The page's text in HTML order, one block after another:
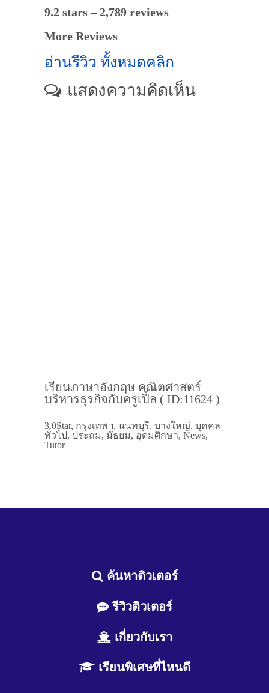
9.2 stars – 2,789 reviews
More Reviews
อ่านรีวิว ทั้งหมดคลิก
แสดงความคิดเห็น
เรียนภาษาอังกฤษ คณิตศาสตร์
บริหารธุรกิจกับครูเปิ้ล ( ID:11624 )
3.0Star, กรุงเทพฯ, นนทบุรี, บางใหญ่, บุคคล
ทั่วไป, ประถม, มัธยม, อุดมศึกษา, News,
Tutor
ค้นหาติวเตอร์
รีวิวติวเตอร์
เกี่ยวกับเรา
เรียนพิเศษที่ไหนดี